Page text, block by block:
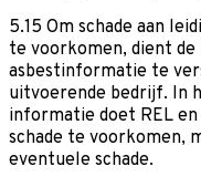
5.15 Om schade aan
te voorkomen, dient
asbestinformatie te
uitvoerende bedrijf. In
informatie doet REL
schade te voorkomen,
eventuele schade.